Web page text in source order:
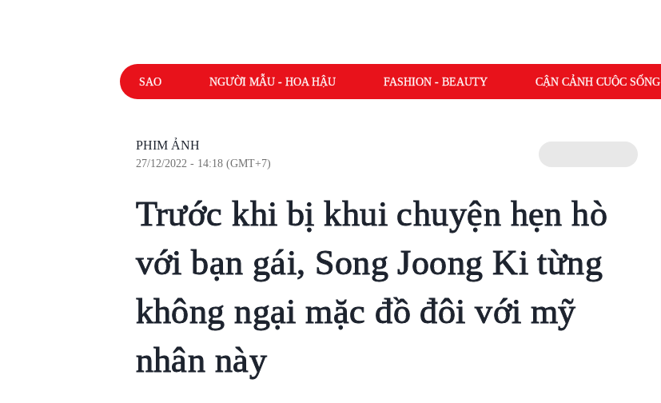
SAO NGƯỜI MẪU - HOA HẬU FASHION - BEAUTY CẬN CẢNH CUỘC SỐNG
PHIM ẢNH
27/12/2022 - 14:18 (GMT+7)
Trước khi bị khui chuyện hẹn hò
với bạn gái, Song Joong Ki từng
không ngại mặc đồ đôi với mỹ
nhân này